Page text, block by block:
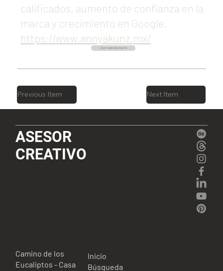
calificados, aumento de confianza en la
marca y crecimiento en Google.
https://www.annyakunz.mx/
Quiero agendar una cita
Previous Item Next Item
Camino de los
Eucaliptos - Casa
ASESOR
CREATIVO
Inicio
Búsqueda